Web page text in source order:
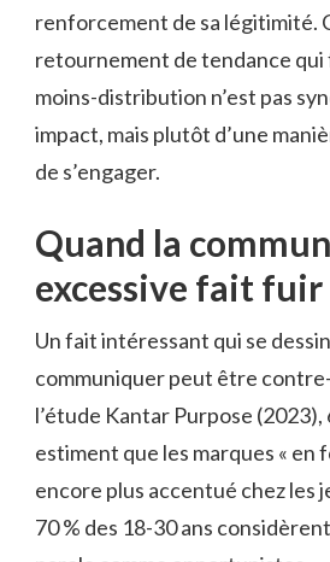
renforcement de sa légitimité.
retournement de tendance qui
moins-distribution n’est pas
impact, mais plutôt d’une
de s’engager.
Quand la
excessive fait fuir
Un fait intéressant qui se
communiquer peut être
l’étude Kantar Purpose (2023),
estiment que les marques « en
encore plus accentué chez les
70 % des 18-30 ans